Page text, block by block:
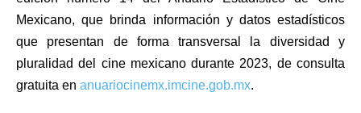
Mexicano, que brinda información y datos estadísticos
que presentan de forma transversal la diversidad y
pluralidad del cine mexicano durante 2023, de consulta
gratuita en anuariocinemx.imcine.gob.mx.